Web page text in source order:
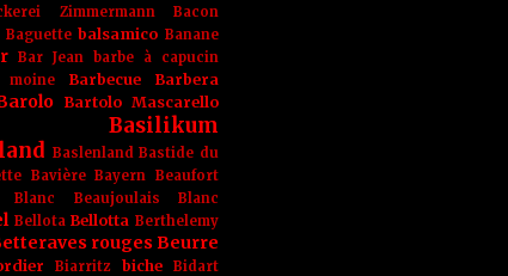
Zimmermann
Bacon
Baguette balsamico Banane
Bar Jean
barbe à capucin
Barbecue Barbera
Bartolo Mascarello
Basilikum
Baslenland Bastide du
Bavière Bayern Beaufort
Blanc
Beaujoulais Blanc
Bellota Bellotta Berthelemy
rouges Beurre
Biarritz biche
Bidart